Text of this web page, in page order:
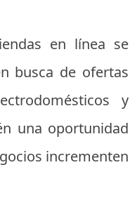
en línea se
busca de ofertas
y
una oportunidad
incrementen